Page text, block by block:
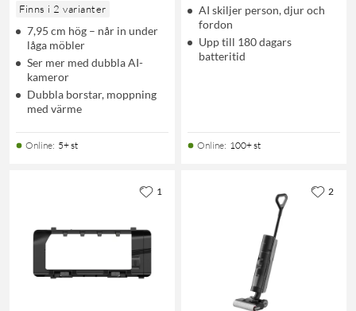
Finns i 2 varianter
7,95 cm hög – når in under
låga möbler
Ser mer med dubbla AI-
kameror
Dubbla borstar, moppning
med värme
Online: 5+ st
AI skiljer person, djur och
fordon
Upp till 180 dagars
batteritid
Online: 100+ st
1 2